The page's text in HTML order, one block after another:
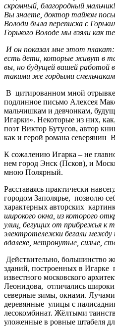
скромный, бла­городный
Вы знаете, доктор тайком
Володи была переписка с
Горького Володе мы взяли как
И он показал мне этот плакат:
есть дети, которые живут в
вы, но буду­щей вашей работой
такими же гордыми
В цитированном мной
подлинное письмо Алексея
мальчишкам и девчонкам,
Игарки». Некоторые из них,
поэт Виктор Бутусов, автор
как и герой романа северянин
К сожалению Игарка – не
нем город Энск (Псков), и
мною Полярный.
Расставаясь практически
городом Заполярье, позволю
характерных авторских
широкого окна, из которого
улиц, бегущих от прибрежья к
электротележки бегали
вдалеке, нетронутые, сизые,
Действительно, большинство
зданий, построенных в Игарке
известного московского
Леонидова, отличались
северные зимы, окнами.
деревянные улицы с
лесокомбинат. Жёлтыми
уложенные в ровные штабеля